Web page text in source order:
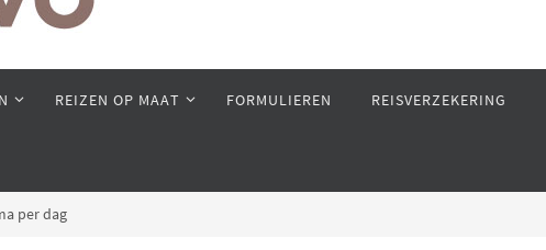
REIZEN OP MAAT FORMULIEREN REISVERZEKERING
per dag